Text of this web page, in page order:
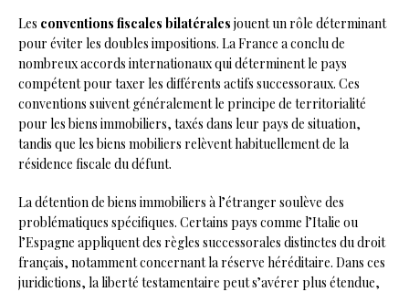
Les conventions fiscales bilatérales jouent un rôle déterminant
pour éviter les doubles impositions. La France a conclu de
nombreux accords internationaux qui déterminent le pays
compétent pour taxer les différents actifs successoraux. Ces
conventions suivent généralement le principe de territorialité
pour les biens immobiliers, taxés dans leur pays de situation,
tandis que les biens mobiliers relèvent habituellement de la
résidence fiscale du défunt.
La détention de biens immobiliers à l’étranger soulève des
problématiques spécifiques. Certains pays comme l’Italie ou
l’Espagne appliquent des règles successorales distinctes du droit
français, notamment concernant la réserve héréditaire. Dans ces
juridictions, la liberté testamentaire peut s’avérer plus étendue,